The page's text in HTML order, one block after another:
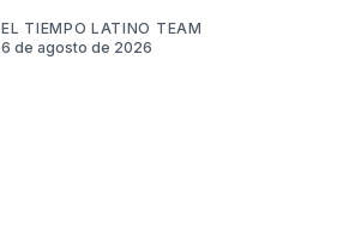
EL TIEMPO LATINO TEAM
6 de agosto de 2026